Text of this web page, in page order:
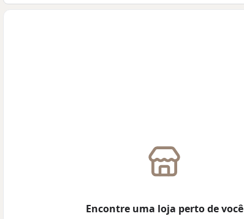
Encontre uma loja perto de você